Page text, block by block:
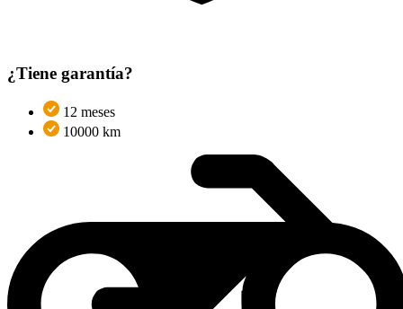
¿Tiene garantía?
12 meses
10000 km